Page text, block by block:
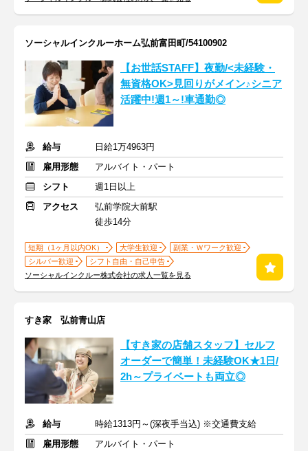
ソーシャルインクルーホーム弘前富田町/54100902
【お世話STAFF】夜勤/<未経験・
無資格OK>見回りがメイン♪シニア
活躍中!週1～!車通勤◎
給与
日給1万4963円
雇用形態
アルバイト・パート
シフト
週1日以上
アクセス
弘前学院大前駅
徒歩14分
短期（1ヶ月以内OK） 大学生歓迎
副業・Ｗワーク歓迎
シルバー歓迎
シフト自由・自己申告
ソーシャルインクルー株式会社の求人一覧を見る
すき家 弘前青山店
【すき家の店舗スタッフ】セルフ
オーダーで簡単！未経験OK★1日/
2h～プライベートも両立◎
給与
時給1313円～(深夜手当込) ※交通費支給
雇用形態
アルバイト・パート